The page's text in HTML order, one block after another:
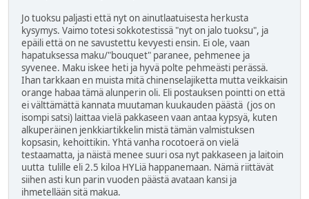
Jo tuoksu paljasti että nyt on ainutlaatuisesta herkusta
kysymys. Vaimo totesi sokkotestissä "nyt on jalo tuoksu", ja
epäili että on ne savustettu kevyesti ensin. Ei ole, vaan
hapatuksessa maku/"bouquet" paranee, pehmenee ja
syvenee. Maku iskee heti ja hyvä polte pehmeästi perässä.
Ihan tarkkaan en muista mitä chinenselajiketta mutta veikkaisin
orange habaa tämä alunperin oli. Eli postauksen pointti on että
ei välttämättä kannata muutaman kuukauden päästä (jos on
isompi satsi) laittaa vielä pakkaseen vaan antaa kypsyä, kuten
alkuperäinen jenkkiartikkelin mistä tämän valmistuksen
kopsasin, kehoittikin. Yhtä vanha rocotoerä on vielä
testaamatta, ja näistä menee suuri osa nyt pakkaseen ja laitoin
uutta tulille eli 2.5 kiloa HYLiä happanemaan. Nämä riittävät
siihen asti kun parin vuoden päästä avataan kansi ja
ihmetellään sitä makua.